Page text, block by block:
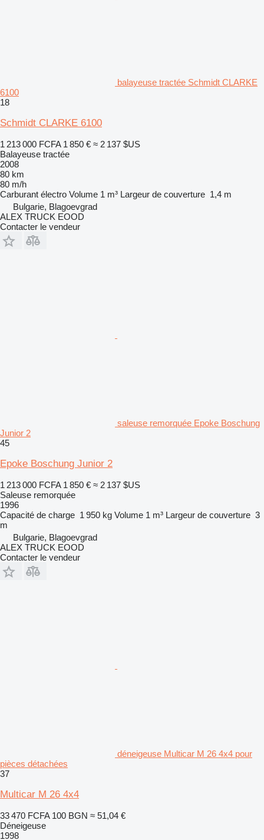
balayeuse tractée Schmidt CLARKE
6100
18
Schmidt CLARKE 6100
1 213 000 FCFA 1 850 € ≈ 2 137 $US
Balayeuse tractée
2008
80 km
80 m/h
Carburant électro Volume 1 m³ Largeur de couverture 1,4 m
Bulgarie, Blagoevgrad
ALEX TRUCK EOOD
Contacter le vendeur
saleuse remorquée Epoke Boschung
Junior 2
45
Epoke Boschung Junior 2
1 213 000 FCFA 1 850 € ≈ 2 137 $US
Saleuse remorquée
1996
Capacité de charge 1 950 kg Volume 1 m³ Largeur de couverture 3
m
Bulgarie, Blagoevgrad
ALEX TRUCK EOOD
Contacter le vendeur
déneigeuse Multicar M 26 4x4 pour
pièces détachées
37
Multicar M 26 4x4
33 470 FCFA 100 BGN ≈ 51,04 €
Déneigeuse
1998